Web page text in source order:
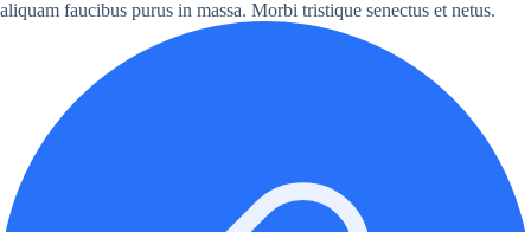
aliquam faucibus purus in massa. Morbi tristique senectus et netus.